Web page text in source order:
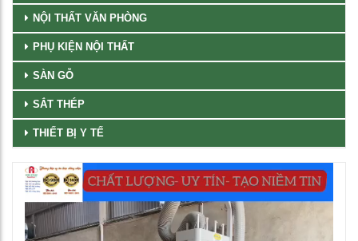
NỘI THẤT VĂN PHÒNG
PHỤ KIỆN NỘI THẤT
SÀN GỖ
SẮT THÉP
THIẾT BỊ Y TẾ
Trình
chơi
Video